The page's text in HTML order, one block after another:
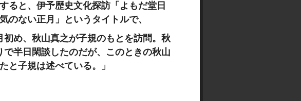
ると、伊予歴史文化探訪「よもだ堂日
ない正月」というタイトルで、
初め、秋山真之が子規のもとを訪問。秋
で半日閑談したのだが、このときの秋山
と子規は述べている。」